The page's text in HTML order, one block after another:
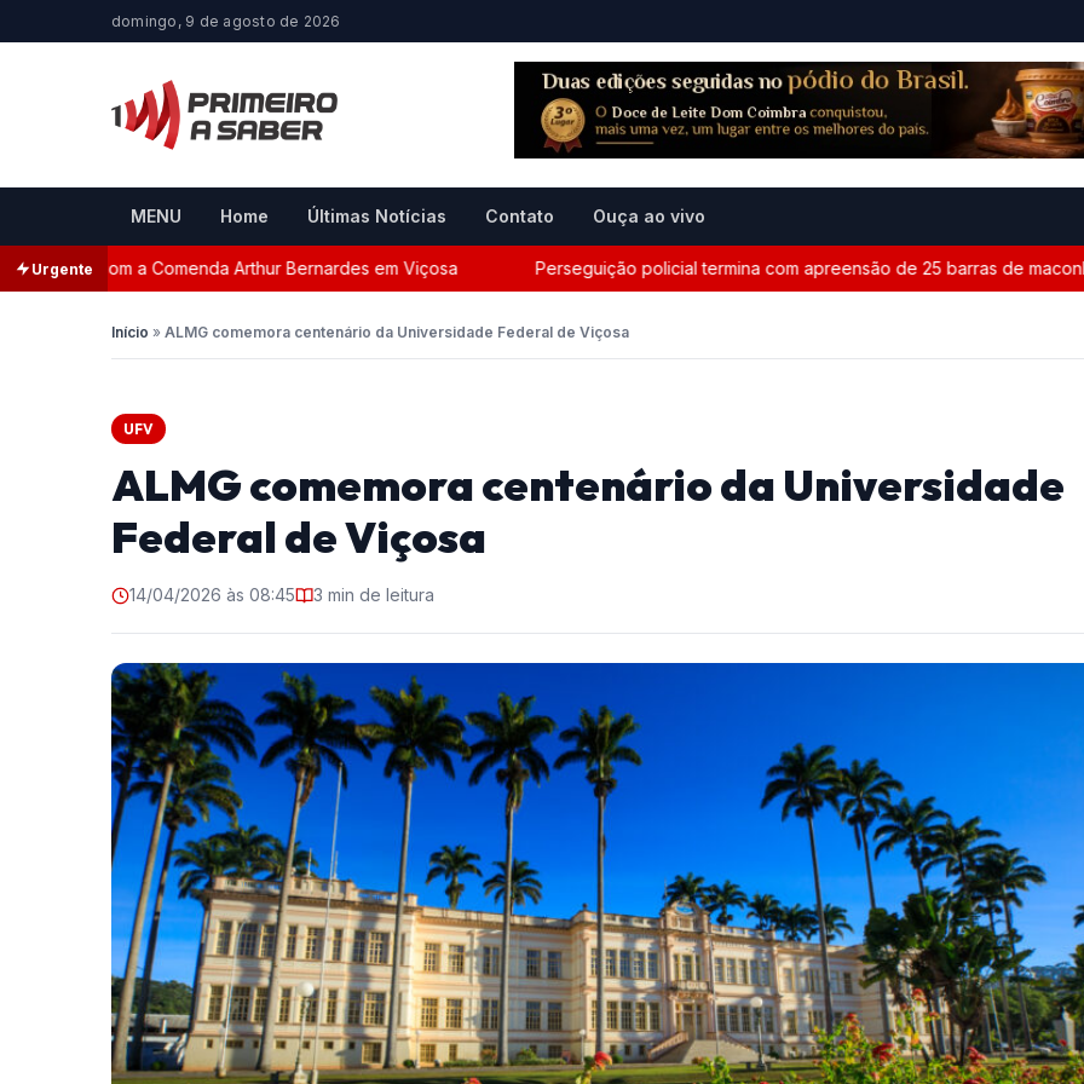
domingo, 9 de agosto de 2026
MENU Home Últimas Notícias Contato Ouça ao vivo
Urgente
com a Comenda Arthur Bernardes em Viçosa Perseguição policial termina com apreensão de 25 barras de maconha
Início » ALMG comemora centenário da Universidade Federal de Viçosa
UFV
ALMG comemora centenário da Universidade
Federal de Viçosa
14/04/2026 às 08:45 3 min de leitura